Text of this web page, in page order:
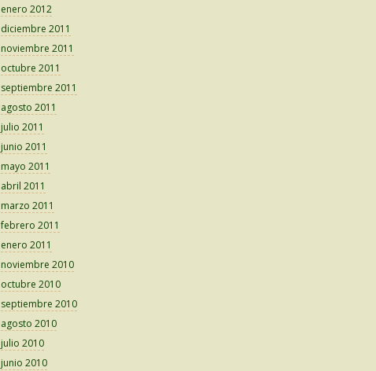
enero 2012
diciembre 2011
noviembre 2011
octubre 2011
septiembre 2011
agosto 2011
julio 2011
junio 2011
mayo 2011
abril 2011
marzo 2011
febrero 2011
enero 2011
noviembre 2010
octubre 2010
septiembre 2010
agosto 2010
julio 2010
junio 2010